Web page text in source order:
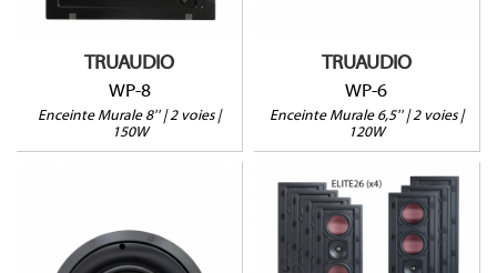
TRUAUDIO
WP-8
Enceinte Murale 8'' | 2 voies |
150W
TRUAUDIO
WP-6
Enceinte Murale 6,5'' | 2 voies |
120W
R65 ELITE-7.2.4